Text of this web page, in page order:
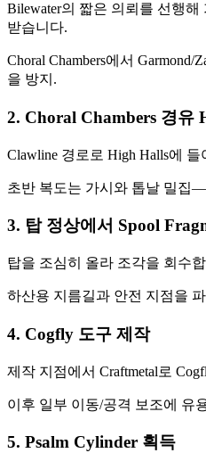
Bilewater의 짧은 의뢰를 선행해
받습니다.
Choral Chambers에서
을 방지.
2. Choral Chambers 경유
Clawline 경로로 High Halls에 들
초반 복도는 가시와 톱날 밀집
3. 탑 정상에서 Spool
탑을 조심히 올라 조각을 회수
하산용 지름길과 안전 지점을
4. Cogfly 도구 제작
제작 지점에서 Craftmetal로
이후 일부 이동/공격 보조에 유
5. Psalm Cylinder 획득